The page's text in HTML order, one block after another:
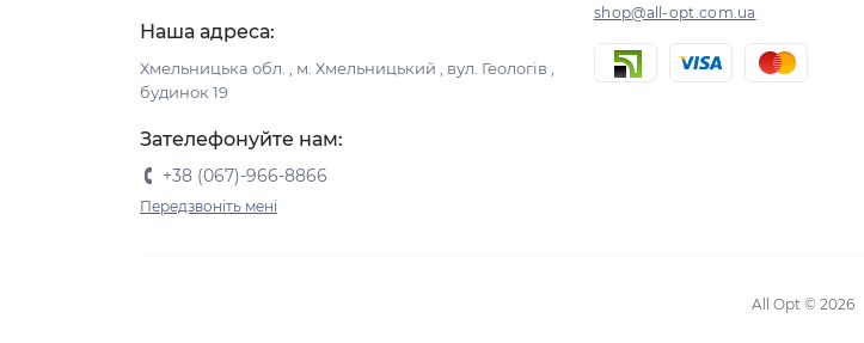
Наша адреса:
Хмельницька обл. , м. Хмельницький , вул. Геологів ,
будинок 19
Зателефонуйте нам:
+38 (067)-966-8866
Передзвоніть мені
shop@all-opt.com.ua
All Opt © 2026